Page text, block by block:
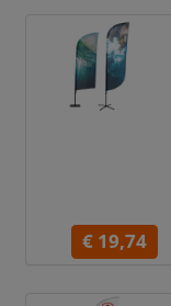
€ 19,74